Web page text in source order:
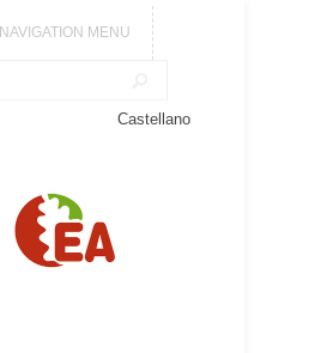
NAVIGATION MENU
Castellano